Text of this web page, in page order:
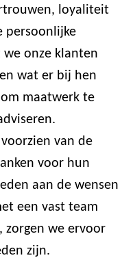
loyaliteit
persoonlijke
onze klanten
wat er bij hen
maatwerk te
van de
voor hun
aan de wensen
een vast team
zorgen we ervoor
zijn.